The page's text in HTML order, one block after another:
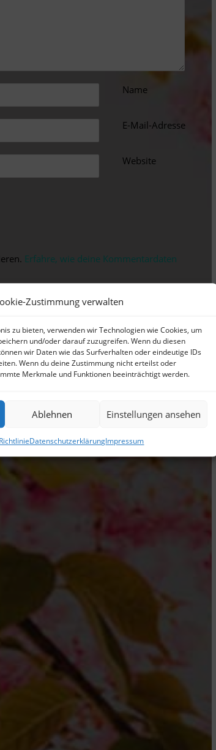
Zustimmung verwalten
zu bieten, verwenden wir Technologien wie Cookies, um
und/oder darauf zuzugreifen. Wenn du diesen
wir Daten wie das Surfverhalten oder eindeutige IDs
Wenn du deine Zustimmung nicht erteilst oder
Merkmale und Funktionen beeinträchtigt werden.
Ablehnen Einstellungen ansehen
DatenschutzerklärungImpressum
Name
E-Mail-Adresse
Website
Erfahre, wie deine Kommentardaten